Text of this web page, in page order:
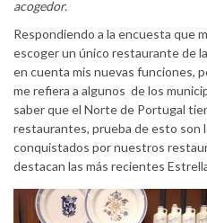
acogedor.
Respondiendo a la encuesta que
escoger un único restaurante de
en cuenta mis nuevas funciones,
me refiera a algunos de los
saber que el Norte de Portugal
restaurantes, prueba de esto son
conquistados por nuestros
destacan las más recientes